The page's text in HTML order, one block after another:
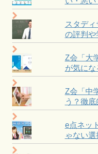
スタデ
の評判や
Z会「大
が気にな
Z会「中
う？徹底
e点ネッ
ゃない選